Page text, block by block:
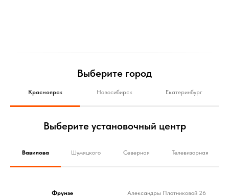
Выберите город
Красноярск Новосибирск Екатеринбург
Выберите установочный центр
Вавилова Шумяцкого Северная Телевизорная
Фрунзе Александры Плотниковой 26